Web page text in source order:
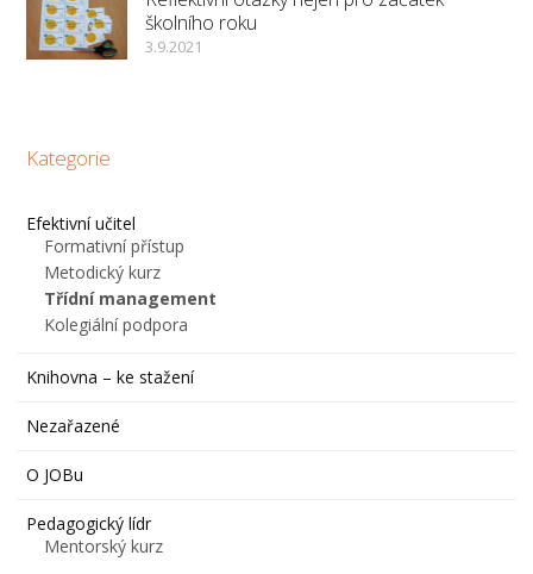
školního roku
3.9.2021
Kategorie
Efektivní učitel
Formativní přístup
Metodický kurz
Třídní management
Kolegiální podpora
Knihovna – ke stažení
Nezařazené
O JOBu
Pedagogický lídr
Mentorský kurz